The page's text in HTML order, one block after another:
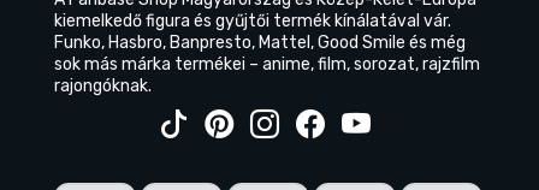
kiemelkedő figura és gyűjtői termék kínálatával vár.
Funko, Hasbro, Banpresto, Mattel, Good Smile és még
sok más márka termékei – anime, film, sorozat, rajzfilm
rajongóknak.